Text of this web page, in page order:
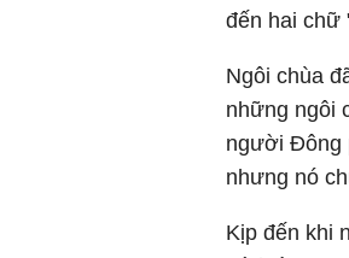
đến hai chữ
Ngôi chùa
những ngôi
người Đông
nhưng nó
Kịp đến khi